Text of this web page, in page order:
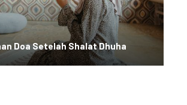
Doa Setelah Shalat Dhuha